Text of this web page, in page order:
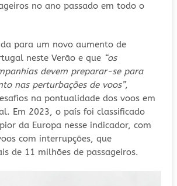
no ano passado em todo o
para um novo aumento de
neste Verão e que “os
devem preparar-se para
nas perturbações de voos”,
na pontualidade dos voos em
Em 2023, o país foi classificado
da Europa nesse indicador, com
com interrupções, que
de 11 milhões de passageiros.